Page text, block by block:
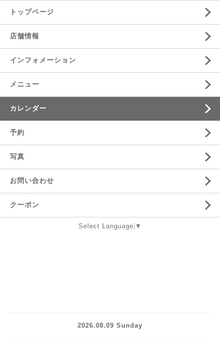
トップページ
店舗情報
インフォメーション
メニュー
カレンダー
予約
写真
お問い合わせ
クーポン
Select Language ▼
2026.08.09 Sunday